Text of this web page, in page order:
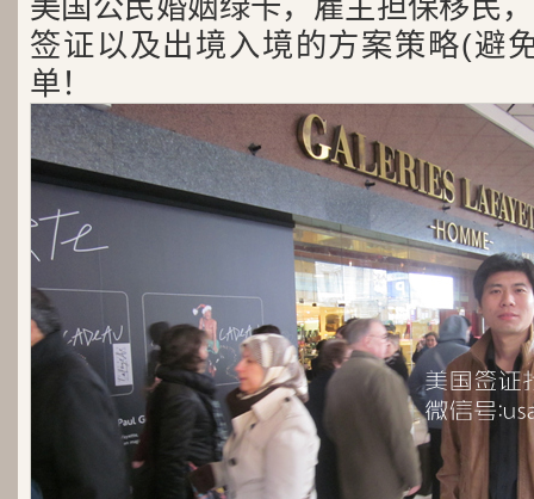
美国公民婚姻绿卡，雇主担保移民
签证以及出境入境的方案策略(避
单！